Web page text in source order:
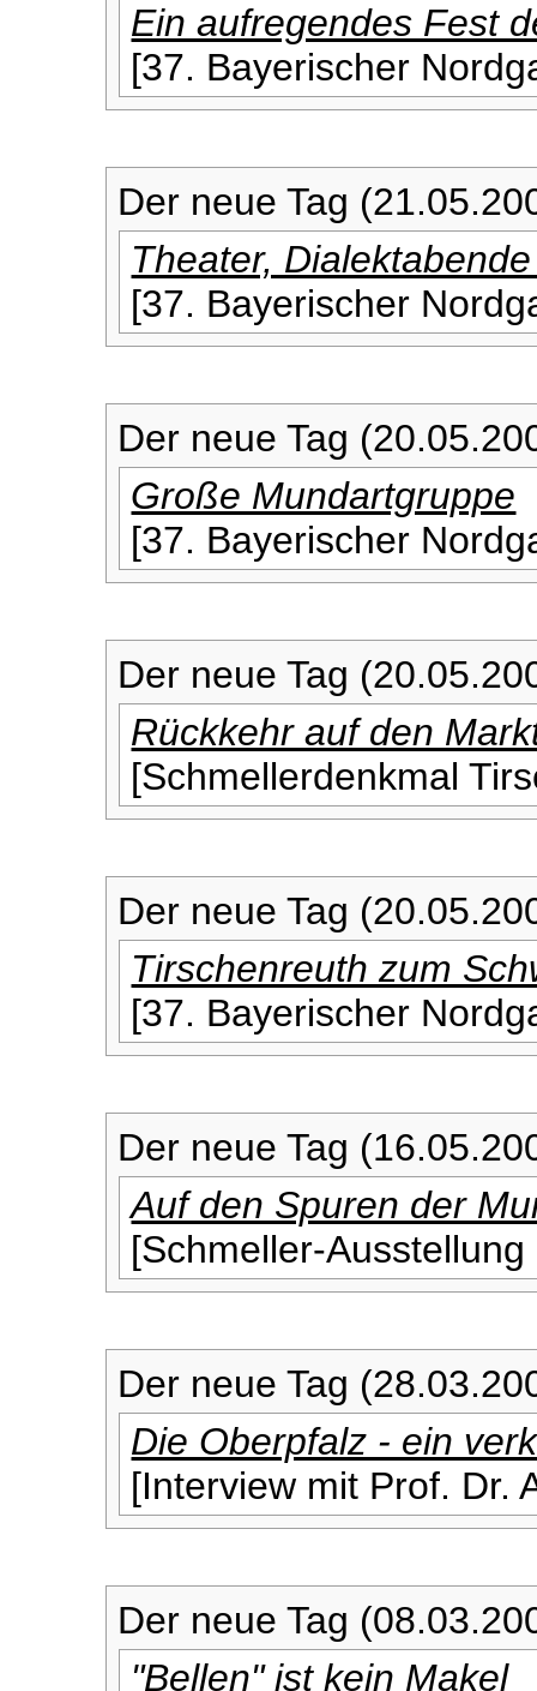
Ein aufregendes Fest
[37. Bayerischer
Der neue Tag
Theater,
[37. Bayerischer
Der neue Tag
Große Mundartgruppe
[37. Bayerischer
Der neue Tag
Rückkehr auf den
[Schmellerdenkmal
Der neue Tag
Tirschenreuth zum
[37. Bayerischer
Der neue Tag
Auf den Spuren der
[Schmeller-
Der neue Tag
Die Oberpfalz - ein
[Interview mit Prof. Dr.
Der neue Tag
"Bellen" ist kein Makel